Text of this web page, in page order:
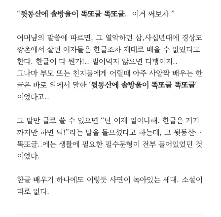
“뒷동산에 솔방울이 똑또글 똑또글.. 이거 써보자.”
어머님의 말씀에 따르면, 그 열악하던 삼,사십년대에 경상도
깡촌에서 살던 여자들은 한글조차 제대로 배울 수 없었다고
한다. 한글이 다 뭔가!.. 빌어먹지 않으면 다행이지..
그나마 부모 또는 친지들에게 어릴때 아주 사알짝 배우는 한
글은 바로 위에서 말한 ‘뒷동산에 솔방울이 똑또글 똑또글‘
이었다고..
그 말만 글로 쓸 수 있으면 “넌 이제 일이나해. 한글은 거기
까지만 하면 되!”라는 말을 들으셨다고 하는데, 그 뒷동산…
똑또글..에는 생활에 필요한 필수문형이 전부 들어있었던 것
이었다.
한글 배우기 하나에도 이렇듯 사연이 녹아있는 세대. 소설이
따로 없다.